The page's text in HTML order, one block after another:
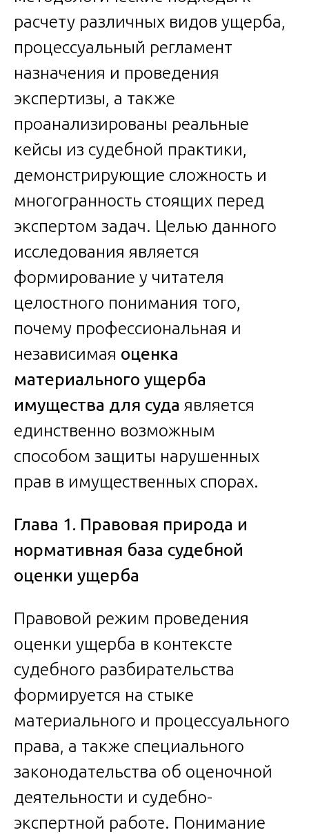
расчету различных видов ущерба,
процессуальный регламент
назначения и проведения
экспертизы, а также
проанализированы реальные
кейсы из судебной практики,
демонстрирующие сложность и
многогранность стоящих перед
экспертом задач. Целью данного
исследования является
формирование у читателя
целостного понимания того,
почему профессиональная и
независимая оценка
материального ущерба
имущества для суда является
единственно возможным
способом защиты нарушенных
прав в имущественных спорах.
Глава 1. Правовая природа и
нормативная база судебной
оценки ущерба
Правовой режим проведения
оценки ущерба в контексте
судебного разбирательства
формируется на стыке
материального и процессуального
права, а также специального
законодательства об оценочной
деятельности и судебно-
экспертной работе. Понимание